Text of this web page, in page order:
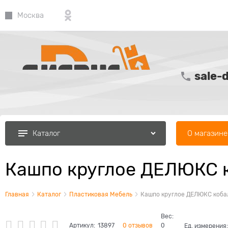
Москва
sale-
Каталог О магазине
Кашпо круглое ДЕЛЮКС
Главная Каталог Пластиковая Мебель Кашпо круглое ДЕЛЮКС
Артикул: 13897 0 отзывов
Вес:
0
Ед. измерения: